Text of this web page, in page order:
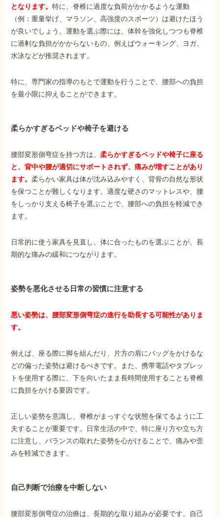
となります。特に、脊椎に過度な負荷がかかるような運動
（例：重量挙げ、マラソン、高強度のスポーツ）は避けたほう
が良いでしょう。運動を選ぶ際には、体幹を強化しつつも脊椎
に過剰な負担がかからないもの、例えばウォーキング、ヨガ、
水泳などが推奨されます。
特に、専門家の指導のもとで運動を行うことで、腰部への負担
を最小限に抑えることができます。
柔らかすぎるベッドや椅子を避ける
腰部変形側弯症を持つ方は、柔らかすぎるベッドや椅子に座る
と、背中や腰が適切にサポートされず、痛みが増すことがあり
ます。柔らかい家具は体が沈み込みやすく、背骨の自然な形状
を保つことが難しくなります。適度な硬さのマットレスや、腰
をしっかり支える椅子を選ぶことで、腰部への負担を軽減でき
ます。
日常的に使う家具を見直し、体に合ったものを選ぶことが、長
期的な痛みの緩和につながります。
姿勢を悪化させる日常の習慣に注意する
悪い姿勢は、腰部変形側弯症の進行を助長する可能性がありま
す。
例えば、座る際に脚を組んだり、片方の肩にバッグをかけるな
どの偏った姿勢は避けるべきです。また、携帯電話やタブレッ
トを使用する際に、下を向いたまま長時間使用することも脊椎
に負担をかける要因です。
正しい姿勢を意識し、脊椎がまっすぐな状態を保てるように工
夫することが重要です。日常生活の中で、特に座り方や立ち方
に注意し、バランスの取れた姿勢を心がけることで、痛みや歪
みを軽減できます。
自己判断で治療を中断しない
腰部変形側弯症の治療は、長期的な取り組みが必要です。自己